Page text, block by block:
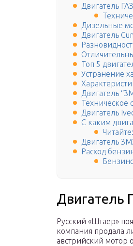
Двигатель
Дизельные
Двигатель
Топ 5
Устранение
Двигатель
Техническое
Двигатель
С каким
Читайте:
Двигатель
Расход
Двигатель
Русский «Штаер»
компания продала
австрийский мотор